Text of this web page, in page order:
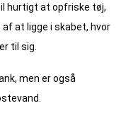
hurtigt at opfriske tøj,
at ligge i skabet, hvor
til sig.
men er også